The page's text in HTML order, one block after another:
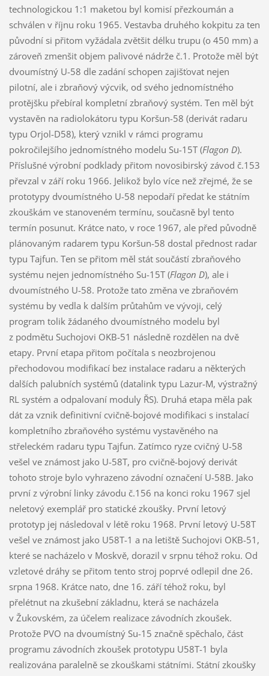
technologickou 1:1 maketou byl komisí přezkoumán a
schválen v říjnu roku 1965. Vestavba druhého kokpitu za ten
původní si přitom vyžádala zvětšit délku trupu (o 450 mm) a
zároveň zmenšit objem palivové nádrže č.1. Protože měl být
dvoumístný U-58 dle zadání schopen zajišťovat nejen
pilotní, ale i zbraňový výcvik, od svého jednomístného
protějšku přebíral kompletní zbraňový systém. Ten měl být
vystavěn na radiolokátoru typu Koršun-58 (derivát radaru
typu Orjol-D58), který vznikl v rámci programu
pokročilejšího jednomístného modelu Su-15T (Flagon D).
Příslušné výrobní podklady přitom novosibirský závod č.153
převzal v září roku 1966. Jelikož bylo více než zřejmé, že se
prototypy dvoumístného U-58 nepodaří předat ke státním
zkouškám ve stanoveném termínu, současně byl tento
termín posunut. Krátce nato, v roce 1967, ale před původně
plánovaným radarem typu Koršun-58 dostal přednost radar
typu Tajfun. Ten se přitom měl stát součástí zbraňového
systému nejen jednomístného Su-15T (Flagon D), ale i
dvoumístného U-58. Protože tato změna ve zbraňovém
systému by vedla k dalším průtahům ve vývoji, celý
program tolik žádaného dvoumístného modelu byl
z podmětu Suchojovi OKB-51 následně rozdělen na dvě
etapy. První etapa přitom počítala s neozbrojenou
přechodovou modifikací bez instalace radaru a některých
dalších palubních systémů (datalink typu Lazur-M, výstražný
RL systém a odpalovaní moduly ŘS). Druhá etapa měla pak
dát za vznik definitivní cvičně-bojové modifikaci s instalací
kompletního zbraňového systému vystavěného na
střeleckém radaru typu Tajfun. Zatímco ryze cvičný U-58
vešel ve známost jako U-58T, pro cvičně-bojový derivát
tohoto stroje bylo vyhrazeno závodní označení U-58B. Jako
první z výrobní linky závodu č.156 na konci roku 1967 sjel
neletový exemplář pro statické zkoušky. První letový
prototyp jej následoval v létě roku 1968. První letový U-58T
vešel ve známost jako U58T-1 a na letiště Suchojovi OKB-51,
které se nacházelo v Moskvě, dorazil v srpnu téhož roku. Od
vzletové dráhy se přitom tento stroj poprvé odlepil dne 26.
srpna 1968. Krátce nato, dne 16. září téhož roku, byl
přelétnut na zkušební základnu, která se nacházela
v Žukovském, za účelem realizace závodních zkoušek.
Protože PVO na dvoumístný Su-15 značně spěchalo, část
programu závodních zkoušek prototypu U58T-1 byla
realizována paralelně se zkouškami státními. Státní zkoušky